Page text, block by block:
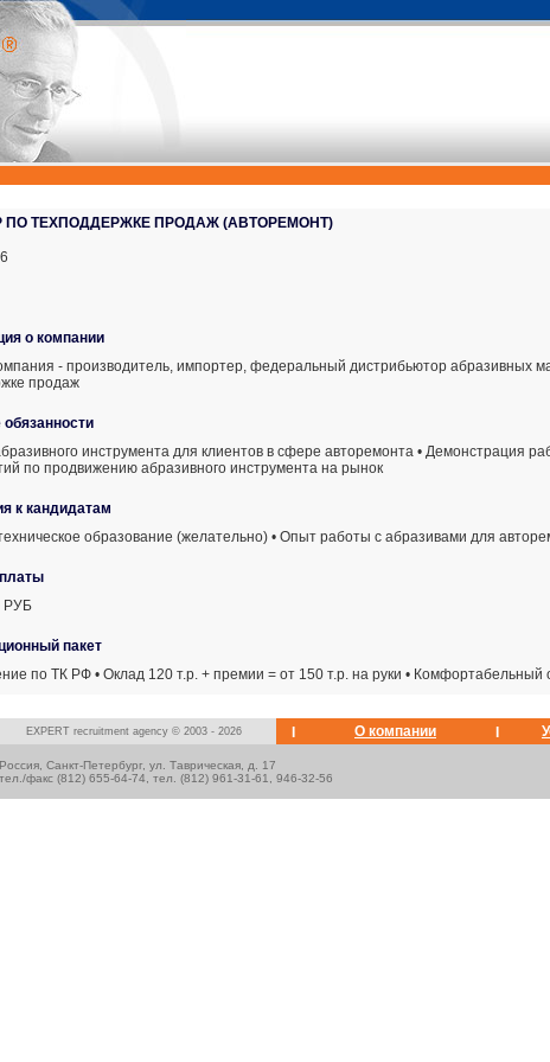
ПО ТЕХПОДДЕРЖКЕ ПРОДАЖ (АВТОРЕМОНТ)
о компании
- производитель, импортер, федеральный дистрибьютор абразивных
продаж
инструмента для клиентов в сфере авторемонта • Демонстрация
по продвижению абразивного инструмента на рынок
к кандидатам
образование (желательно) • Опыт работы с абразивами для
РУБ
пакет
по ТК РФ • Оклад 120 т.р. + премии = от 150 т.р. на руки •
EXPERT recruitment agency © 2003 - 2026 О компании
Россия, Санкт-Петербург, ул. Таврическая, д. 17
тел./факс (812) 655-64-74, тел. (812) 961-31-61, 946-32-56